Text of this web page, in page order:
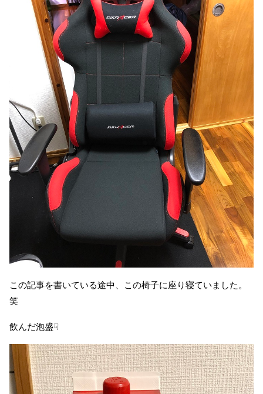
この記事を書いている途中、この椅子に座り寝ていました。
笑
飲んだ泡盛☟